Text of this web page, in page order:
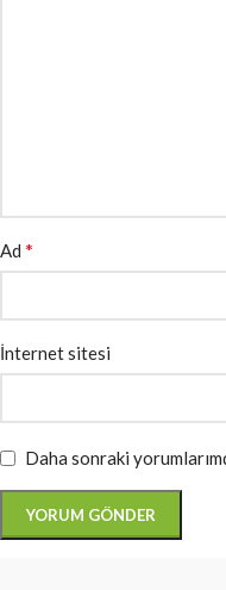
Ad *
İnternet sitesi
Daha sonraki